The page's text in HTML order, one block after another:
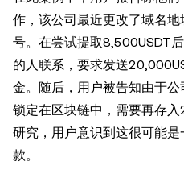
作，该公司最近更改了域名
号。在尝试提取8,500USDT
的人联系，要求发送
金。随后，用户被告知由于
锁定在区块链中，需要再存
研究，用户意识到这很可能
款。